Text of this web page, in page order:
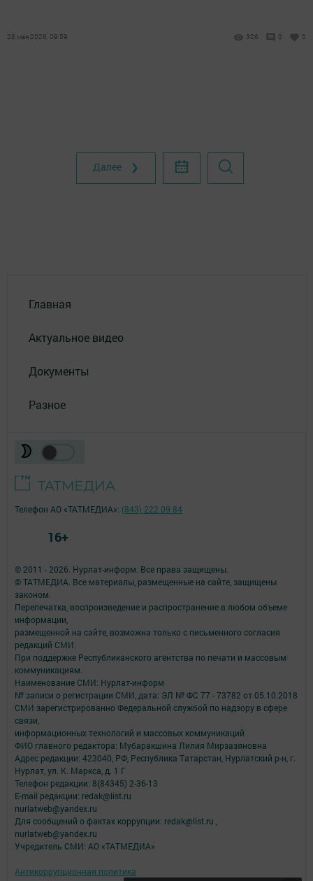
28 мая 2026, 09:59 326 0 0
Далее ❯
Главная
Актуальное видео
Документы
Разное
© 2011 - 2026. Нурлат-⁠информ. Все права защищены.
© ТАТМЕДИА. Все материалы, размещенные на сайте, защищены
законом.
Перепечатка, воспроизведение и распространение в любом объеме
информации,
размещенной на сайте, возможна только с письменного согласия
редакций СМИ.
При поддержке Республиканского агентства по печати и массовым
коммуникациям.
Наименование СМИ: Нурлат-⁠информ
№ записи о регистрации СМИ, дата: ЭЛ № ФС 77 -⁠ 73782 от 05.10.2018
СМИ зарегистрированно Федеральной службой по надзору в сфере
связи,
информационных технологий и массовых коммуникаций
ФИО главного редактора: Мубаракшина Лилия Мирзазяновна
Адрес редакции: 423040, РФ, Республика Татарстан, Нурлатский р-н, г.
Нурлат, ул. К. Маркса, д. 1 Г
Телефон редакции: 8(84345) 2-36-13
E-mail редакции: redak@list.ru
nurlatweb@yandex.ru
Для сообщений о фактах коррупции: redak@list.ru ,
nurlatweb@yandex.ru
Учредитель СМИ: АО «ТАТМЕДИА»
Антикоррупционная политика
Телефон АО «ТАТМЕДИА»: (843) 222 09 84
16+